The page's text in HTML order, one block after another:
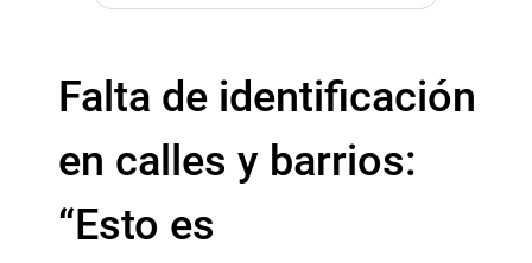
Falta de identificación
en calles y barrios:
“Esto es